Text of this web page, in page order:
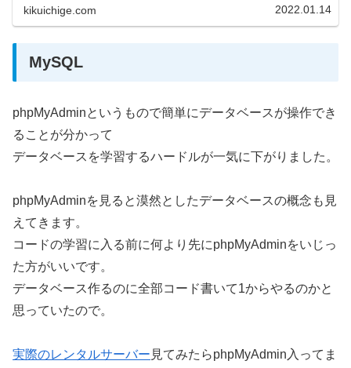
kikuichige.com 2022.01.14
MySQL
phpMyAdminというもので簡単にデータベースが操作でき
ることが分かって
データベースを学習するハードルが一気に下がりました。
phpMyAdminを見ると漠然としたデータベースの概念も見
えてきます。
コードの学習に入る前に何より先にphpMyAdminをいじっ
た方がいいです。
データベース作るのに全部コード書いて1からやるのかと
思っていたので。
実際のレンタルサーバー 見てみたらphpMyAdmin入ってま